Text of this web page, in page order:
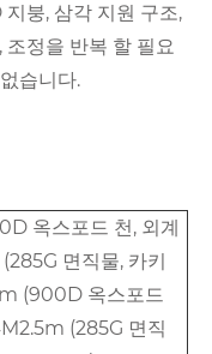
붕, 삼각 지원 구조,
조정을 반복 할 필요
습니다.
옥스포드 천, 외계
면직물, 카키
(900D 옥스포드
(285G 면직